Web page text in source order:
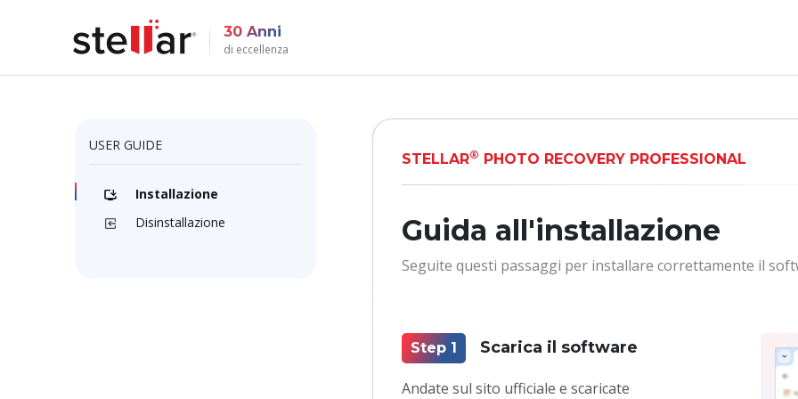
30 Anni
di eccellenza
USER GUIDE
Installazione
Disinstallazione
STELLAR® PHOTO RECOVERY PROFESSIONAL
Guida all'installazione
Seguite questi passaggi per installare correttamente il
Step 1 Scarica il software
Andate sul sito ufficiale e scaricate